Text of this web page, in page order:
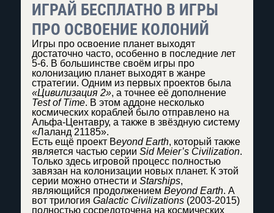
ИГРАЙ БЕСПЛАТНО В ИГРЫ
ПРО ОСВОЕНИЕ КОЛОНИЙ
Игры про освоение планет выходят
достаточно часто, особенно в последние лет
5-6. В большинстве своём игры про
колонизацию планет выходят в жанре
стратегии. Одним из первых проектов была
«Цивилизация 2», а точнее её дополнение
Test of Time. В этом аддоне несколько
космических кораблей было отправлено на
Альфа-Центавру, а также в звёздную систему
«Лаланд 21185».
Есть ещё проект Beyond Earth, который также
является частью серии Sid Meier’s Civilization.
Только здесь игровой процесс полностью
завязан на колонизации новых планет. К этой
серии можно отнести и Starships,
являющийся продолжением Beyond Earth. А
вот трилогия Galactic Civilizations (2003-2015)
полностью сосредоточена на космических